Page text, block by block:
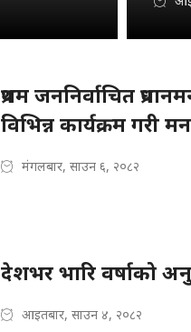
प्रथम जननिर्वाचित
विभिन्न कार्यक्रम गरी
मंगलबार, साउन ६, २०८२
देशभर भारि वर्षाको
आइतबार, साउन ४, २०८२